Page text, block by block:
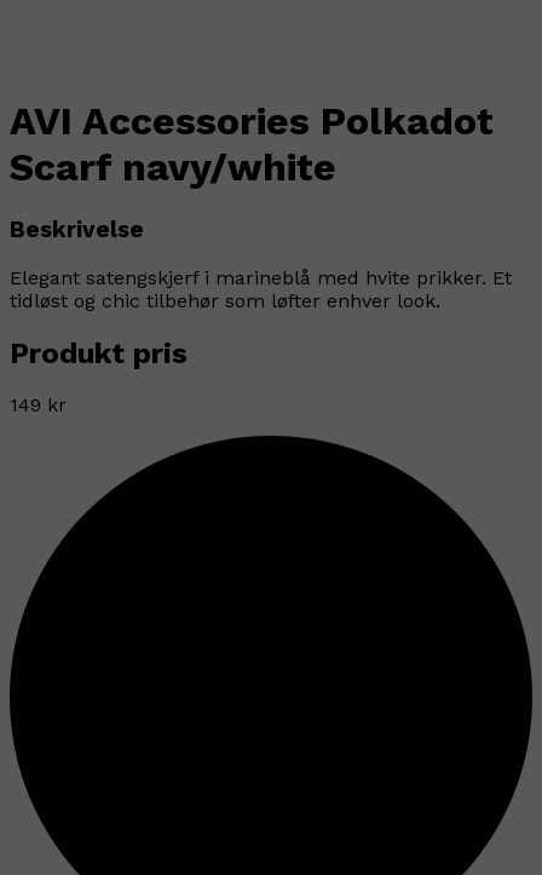
AVI Accessories Polkadot
Scarf navy/white
Beskrivelse
Elegant satengskjerf i marineblå med hvite prikker. Et
tidløst og chic tilbehør som løfter enhver look.
Produkt pris
149 kr